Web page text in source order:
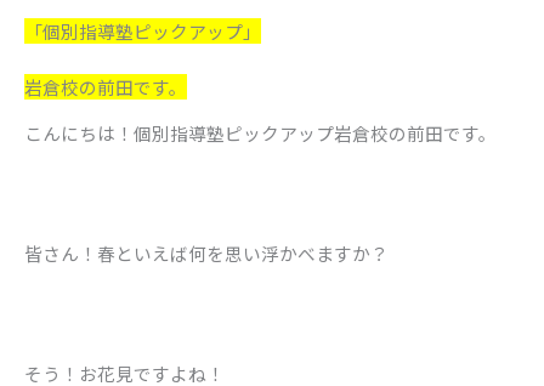
「個別指導塾ピックアップ」
岩倉校の前田です。
こんにちは！個別指導塾ピックアップ岩倉校の前田です。
皆さん！春といえば何を思い浮かべますか？
そう！お花見ですよね！